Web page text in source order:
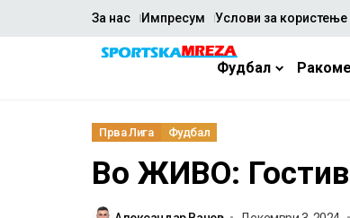
За нас Импресум Услови за користење
Фудбал
Прва Лига Фудбал
Во ЖИВО: